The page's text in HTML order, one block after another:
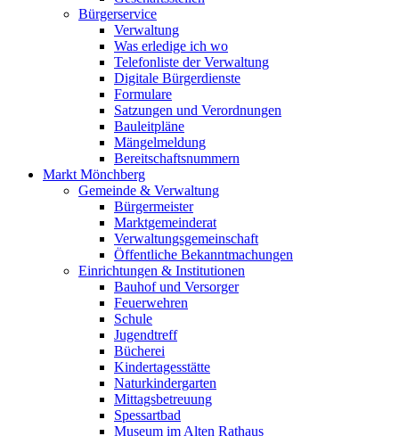
Bürgerservice
Verwaltung
Was erledige ich wo
Telefonliste der Verwaltung
Digitale Bürgerdienste
Formulare
Satzungen und Verordnungen
Bauleitpläne
Mängelmeldung
Bereitschaftsnummern
Markt Mönchberg
Gemeinde & Verwaltung
Bürgermeister
Marktgemeinderat
Verwaltungsgemeinschaft
Öffentliche Bekanntmachungen
Einrichtungen & Institutionen
Bauhof und Versorger
Feuerwehren
Schule
Jugendtreff
Bücherei
Kindertagesstätte
Naturkindergarten
Mittagsbetreuung
Spessartbad
Museum im Alten Rathaus